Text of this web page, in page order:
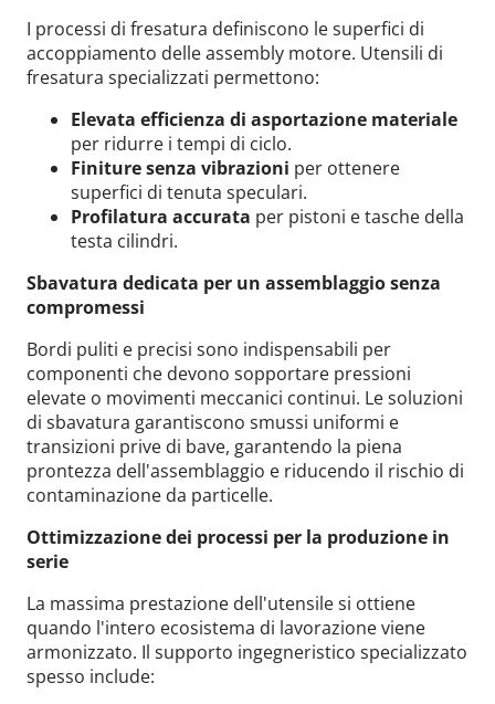
I processi di fresatura definiscono le superfici di
accoppiamento delle assembly motore. Utensili di
fresatura specializzati permettono:
Elevata efficienza di asportazione materiale
per ridurre i tempi di ciclo.
Finiture senza vibrazioni per ottenere
superfici di tenuta speculari.
Profilatura accurata per pistoni e tasche della
testa cilindri.
Sbavatura dedicata per un assemblaggio senza
compromessi
Bordi puliti e precisi sono indispensabili per
componenti che devono sopportare pressioni
elevate o movimenti meccanici continui. Le soluzioni
di sbavatura garantiscono smussi uniformi e
transizioni prive di bave, garantendo la piena
prontezza dell'assemblaggio e riducendo il rischio di
contaminazione da particelle.
Ottimizzazione dei processi per la produzione in
serie
La massima prestazione dell'utensile si ottiene
quando l'intero ecosistema di lavorazione viene
armonizzato. Il supporto ingegneristico specializzato
spesso include: